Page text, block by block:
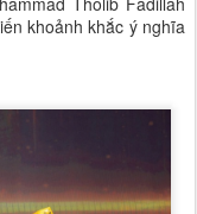
khoảnh khắc ý nghĩa